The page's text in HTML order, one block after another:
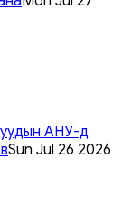
АНУ-д
Sun Jul 26 2026